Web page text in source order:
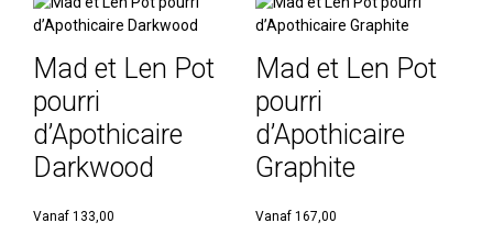
Mad et Len Pot
pourri
d’Apothicaire
Darkwood
Vanaf 133,00
Mad et Len Pot
pourri
d’Apothicaire
Graphite
Vanaf167,00